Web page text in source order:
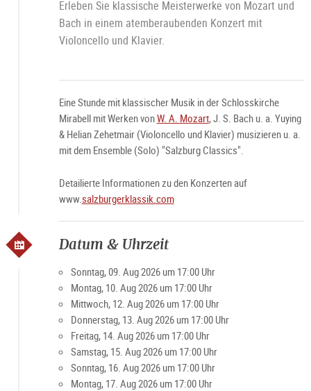
Erleben Sie klassische Meisterwerke von Mozart und
Bach in einem atemberaubenden Konzert mit
Violoncello und Klavier.
Eine Stunde mit klassischer Musik in der Schlosskirche
Mirabell mit Werken vonW. A. Mozart, J. S. Bach u. a. Yuying
& Helian Zehetmair (Violoncello und Klavier) musizieren u. a.
mit dem Ensemble (Solo) "Salzburg Classics".
Detailierte Informationen zu den Konzerten auf
www.salzburgerklassik.com
Datum & Uhrzeit
Sonntag, 09. Aug 2026 um 17:00 Uhr
Montag, 10. Aug 2026 um 17:00 Uhr
Mittwoch, 12. Aug 2026 um 17:00 Uhr
Donnerstag, 13. Aug 2026 um 17:00 Uhr
Freitag, 14. Aug 2026 um 17:00 Uhr
Samstag, 15. Aug 2026 um 17:00 Uhr
Sonntag, 16. Aug 2026 um 17:00 Uhr
Montag, 17. Aug 2026 um 17:00 Uhr